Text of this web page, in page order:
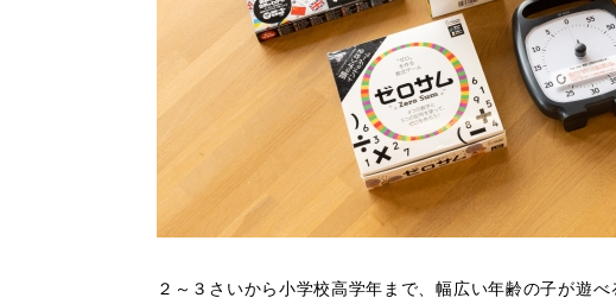
２～３さいから小学校高学年まで、幅広い年齢の子が遊